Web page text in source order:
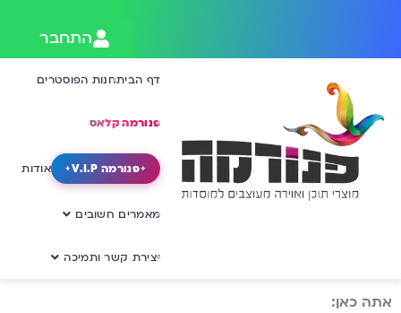
התחבר
דף הביתחנות הפוסטרים
פנורמה קלאס
פנורמה V.I.P אודות
מאמרים חשובים
יצירת קשר ותמיכה
אתה כאן: